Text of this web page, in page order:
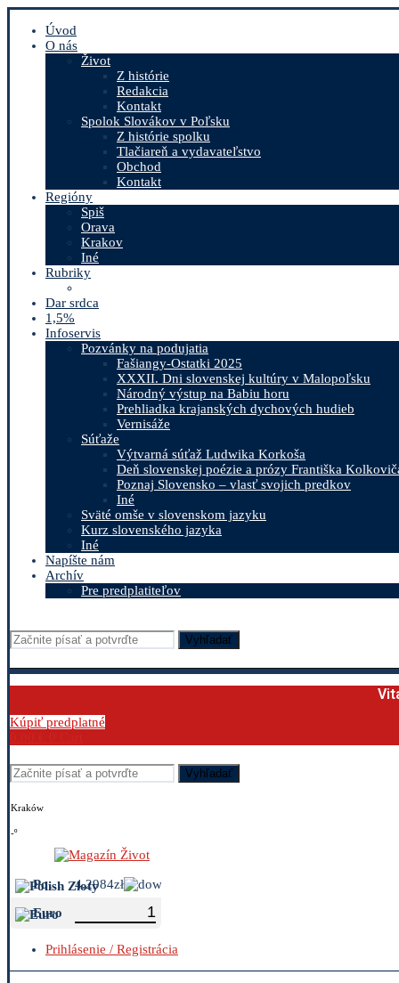
Úvod
O nás
Život
Z histórie
Redakcia
Kontakt
Spolok Slovákov v Poľsku
Z histórie spolku
Tlačiareň a vydavateľstvo
Obchod
Kontakt
Regióny
Spiš
Orava
Krakov
Iné
Rubriky
Dar srdca
1,5%
Infoservis
Pozvánky na podujatia
Fašiangy-Ostatki 2025
XXXII. Dni slovenskej kultúry v Malopoľsku
Národný výstup na Babiu horu
Prehliadka krajanských dychových hudieb
Vernisáže
Súťaže
Výtvarná súťaž Ludwika Korkoša
Deň slovenskej poézie a prózy Františka
Poznaj Slovensko – vlasť svojich predkov
Iné
Sväté omše v slovenskom jazyku
Kurz slovenského jazyka
Iné
Napíšte nám
Archív
Pre predplatiteľov
Vyhľadať
Kúpiť predplatné
Vyhľadať
Kraków
-º
Polish Zloty
4.2984zł
Euro
Prihlásenie / Registrácia